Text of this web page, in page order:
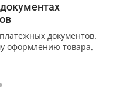
документов.
оформлению товара.